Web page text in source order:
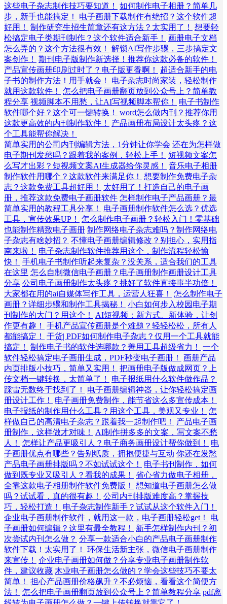
这些电子杂志制作技巧要知道！
如何制作电子相册？简单几
步，新手也能搞定！
电子画册下载制作有绝招？这个软件超
好用！
制作研究生招生简章还有这方法？太实用了！
想要轻
松搞定电子类期刊制作？这个软件适合新手！
画册电子文档
怎么弄的？这个方法很有效！
解锁AI写作步骤，三步搞定文
案创作！
期刊电子版制作新选择！推荐你这款必备的软件！
产品宣传画册印刷过时了？电子版更香啊！
超适合新手的电
子书的制作方法！用手就会！
电子杂志时尚家装，轻松制作
就用这款软件！
怎么把电子画册翻页放到公众号上？简单教
程分享 视频脚本不用愁，让AI写视频脚本帮你！
电子书制作
软件哪个好？这个可一键转换！
word怎么做内刊？推荐你用
这款更高效的内刊制作软件！
产品画册布局设计太头疼？这
个工具能帮你解决！
简单实用的公司内刊编辑方法，1分钟让你学会 还在为怎样做
电子期刊发愁吗？跟着我的案例，轻松上手！
短视频文案怎
么写才出彩？短视频文案AI生成器给你灵感！
音乐电子相册
制作软件用哪个？这款软件来满足你！
想要制作免费电子杂
志？这款免费工具超好用！
太好用了！打造自己的电子画
册，推荐这款免费电子画册软件 怎样制作电子产品画册？最
简单实用的教程工具分享！
电子画册制作软件怎么选？优选
工具，宣传效果UP！
怎么制作电子画册？轻松入门！零基础
也能制作精致电子画册 制作网络电子杂志难吗？制作网络电
子杂志有啥妙招？ 不懂电子画册编辑修改？别担心，实用指
南来啦！
电子杂志制作软件推荐用这个，制作流程轻松愉
快！
手机电子书制作听起来复杂？没关系，适合我们的工具
在这里 怎么自制微信电子画册？电子画册制作画册设计工具
分享 公司电子画册制作太头疼？挑好了软件直接事半功倍！
大家都在用的ai自媒体写作工具，运营人狂喜！
怎么制作电子
画册？详细步骤和制作工具揭秘！
小白如何步入校园电子期
刊制作的大门？用这个！
AI短视频：新方式、新体验，让创
作更有趣！
手机产品宣传画册是个难题？轻轻松松，所有人
都能搞定！
干货| PDF如何制作电子杂志？仅用一个工具就能
搞定！
制作电子书的软件选哪款？善用工具超级省力！
一个
软件轻松搞定电子画册生成，PDF秒变电子画册！
画册产品
内页排版小技巧，简单又实用！
把画册电子版做成网页？上
传文档一键转换，太简单了！
电子报纸用什么软件做作品？
踩雷无数终于找到了！
电子画册编辑神器，让你轻松搞定画
册设计工作！
电子画册免费制作，能节省这么多宣传成本！
电子报纸的制作用什么工具？用这个工具，美观又专业！
怎
样做自己的高清电子杂志？跟着我一起制作吧！
产品电子画
册制作，这样做才对味！
AI制作拼多多的文案，写文案不愁
人！
怎样让产品更吸引人？电子商务画册设计帮你做到！
电
子画册优点有哪些？告别纸质，拥抱便捷与互动 你还在发愁
产品电子画册排版吗？不如试试这个！
电子书刊制作，如何
做到既专业又吸引人？看我的成果！
省心省力做电子相册，
全靠这款电子相册制作软件免费版！
想知道电子画册怎么做
吗？试试看，真的很有趣！
公司内刊排版难度高？掌握技
巧，轻松打造！
电子杂志制作新手？试试从这个软件入门！
企业电子画册制作软件，就用这一款，电子画册轻松get！
电
子画册如何编辑？这里有最全教程！
新手怎样制作内刊？初
次尝试内刊怎么做？ 分享一款适合小白的产品电子画册制作
软件下载！太实用了！
环保生活新主张，微信电子画册制作
来宣传！
企业电子画册如何做？分享专业电子画册制作软
件，建议收藏 木业电子画册怎么做的？学会这些技巧不要太
简单！
担心产品画册价格飙升？不必烦恼，看看这个简便方
法！
怎么把电子画册翻页放到公众号上？简单教程分享 pdf离